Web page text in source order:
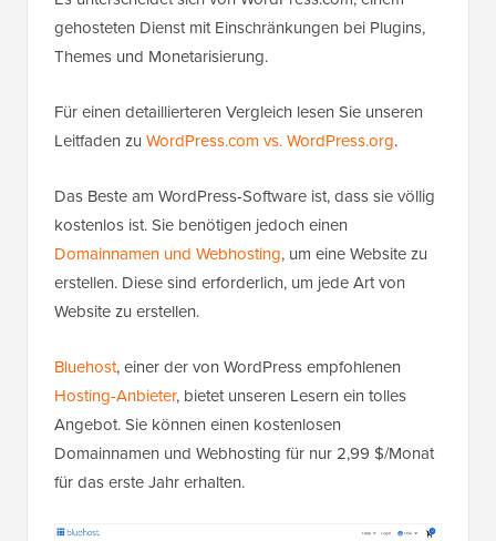
gehosteten Dienst mit Einschränkungen bei Plugins,
Themes und Monetarisierung.
Für einen detaillierteren Vergleich lesen Sie unseren
Leitfaden zu WordPress.com vs. WordPress.org.
Das Beste am WordPress-Software ist, dass sie völlig
kostenlos ist. Sie benötigen jedoch einen
Domainnamen und Webhosting, um eine Website zu
erstellen. Diese sind erforderlich, um jede Art von
Website zu erstellen.
Bluehost, einer der von WordPress empfohlenen
Hosting-Anbieter, bietet unseren Lesern ein tolles
Angebot. Sie können einen kostenlosen
Domainnamen und Webhosting für nur 2,99 $/Monat
für das erste Jahr erhalten.